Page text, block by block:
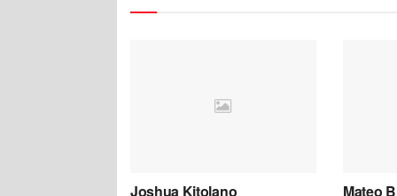
Joshua Kitolano Mateo